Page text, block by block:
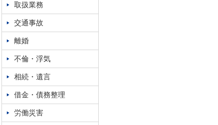
取扱業務
交通事故
離婚
不倫・浮気
相続・遺言
借金・債務整理
労働災害